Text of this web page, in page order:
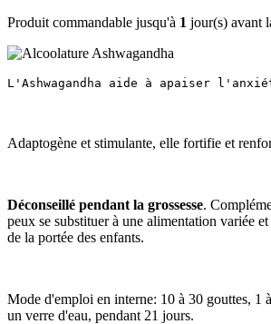
Produit commandable jusqu'à 1 jour(s) avant
L'Ashwagandha aide à apaiser
Adaptogène et stimulante, elle fortifie et
Déconseillé pendant la grossesse.
peux se substituer à une alimentation variée
de la portée des enfants.
Mode d'emploi en interne: 10 à 30 gouttes, 1
un verre d'eau, pendant 21 jours.